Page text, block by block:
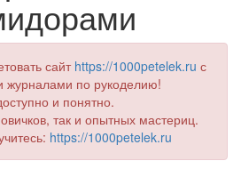
сайт https://1000petelek.ru с
журналами по рукоделию!
и понятно.
так и опытных мастериц.
https://1000petelek.ru